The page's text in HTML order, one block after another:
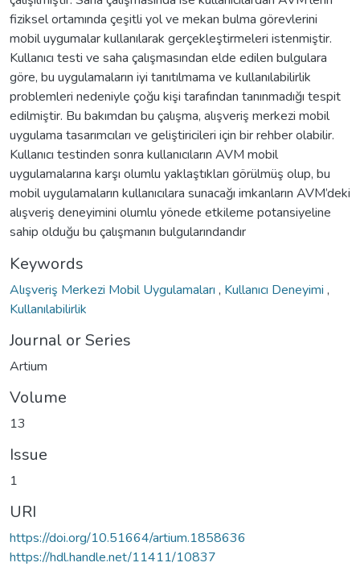
fiziksel ortamında çeşitli yol ve mekan bulma görevlerini
mobil uygumalar kullanılarak gerçekleştirmeleri istenmiştir.
Kullanıcı testi ve saha çalışmasından elde edilen bulgulara
göre, bu uygulamaların iyi tanıtılmama ve kullanılabilirlik
problemleri nedeniyle çoğu kişi tarafından tanınmadığı tespit
edilmiştir. Bu bakımdan bu çalışma, alışveriş merkezi mobil
uygulama tasarımcıları ve geliştiricileri için bir rehber olabilir.
Kullanıcı testinden sonra kullanıcıların AVM mobil
uygulamalarına karşı olumlu yaklaştıkları görülmüş olup, bu
mobil uygulamaların kullanıcılara sunacağı imkanların AVM’deki
alışveriş deneyimini olumlu yönede etkileme potansiyeline
sahip olduğu bu çalışmanın bulgularındandır
Keywords
Alışveriş Merkezi Mobil Uygulamaları , Kullanıcı Deneyimi ,
Kullanılabilirlik
Journal or Series
Artium
Volume
13
Issue
1
URI
https://doi.org/10.51664/artium.1858636
https://hdl.handle.net/11411/10837